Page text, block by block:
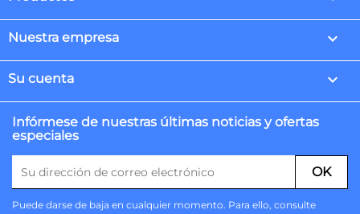
Nuestra empresa 
Su cuenta 
Infórmese de nuestras últimas noticias y ofertas
especiales
Puede darse de baja en cualquier momento. Para ello, consulte